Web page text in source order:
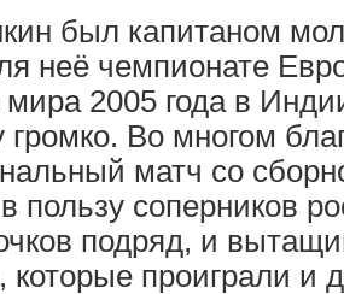
был капитаном
неё чемпионате
2005 года в
Во многом
матч со
пользу соперников
подряд, и
которые проиграли и